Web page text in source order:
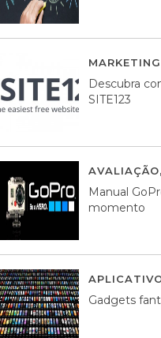
Descubra
SITE123
AVALIAÇÃO,
Manual
momento
Gadgets